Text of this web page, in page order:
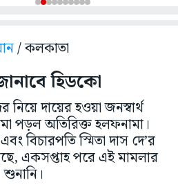
/ কলকাতা
হিডকো
নিয়ে দায়ের হওয়া জনস্বার্থ
পড়ল অতিরিক্ত হলফনামা।
বিচারপতি স্মিতা দাস দে’র
একসপ্তাহ পরে এই মামলার
শুনানি।